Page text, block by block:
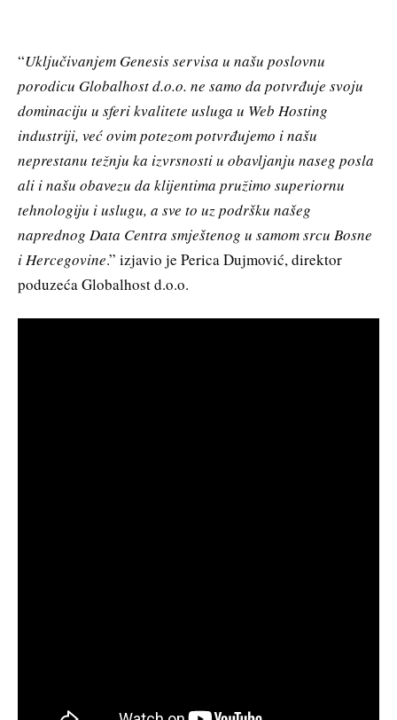
“Uključivanjem Genesis servisa u našu poslovnu
porodicu Globalhost d.o.o. ne samo da potvrđuje svoju
dominaciju u sferi kvalitete usluga u Web Hosting
industriji, već ovim potezom potvrđujemo i našu
neprestanu težnju ka izvrsnosti u obavljanju naseg posla
ali i našu obavezu da klijentima pružimo superiornu
tehnologiju i uslugu, a sve to uz podršku našeg
naprednog Data Centra smještenog u samom srcu Bosne
i Hercegovine.” izjavio je Perica Dujmović, direktor
poduzeća Globalhost d.o.o.